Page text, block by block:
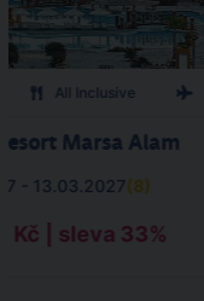
All Inclusive
Marsa Alam
- 13.03.2027(8)
Kč | sleva 33%